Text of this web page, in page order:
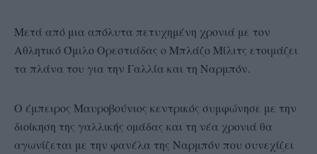
Μετά από μια απόλυτα πετυχημένη χρονιά με τον
Αθλητικό Όμιλο Ορεστιάδας ο Μπλάζο Μίλιτς ετοιμάζει
τα πλάνα του για την Γαλλία και τη Ναρμπόν.
Ο έμπειρος Μαυροβούνιος κεντρικός συμφώνησε με την
διοίκηση της γαλλικής ομάδας και τη νέα χρονιά θα
αγωνίζεται με την φανέλα της Ναρμπόν που συνεχίζει